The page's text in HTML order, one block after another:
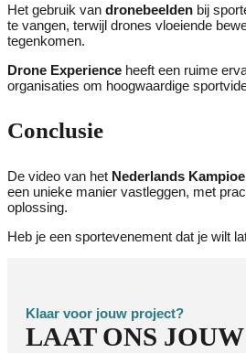
Het gebruik van dronebeelden bij
te vangen, terwijl drones vloeiende
tegenkomen.
Drone Experience heeft een ruime
organisaties om hoogwaardige
Conclusie
De video van het Nederlands
een unieke manier vastleggen, met
oplossing.
Heb je een sportevenement dat je wilt
Klaar voor jouw project?
LAAT ONS